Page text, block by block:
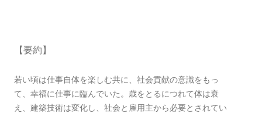
【要約】
若い頃は仕事自体を楽しむ共に、社会貢献の意識をもっ
て、幸福に仕事に臨んでいた。歳をとるにつれて体は衰
え、建築技術は変化し、社会と雇用主から必要とされてい